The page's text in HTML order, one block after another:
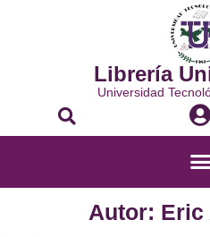
Librería
Universidad
Buscar
Autor: Eric